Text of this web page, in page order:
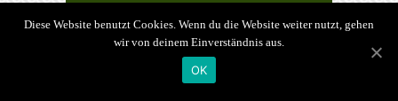
ISBN-Suche.net - Die unabhängige ISBN-
Suche! -Impressum und Datenschutz
Diese Website benutzt Cookies. Wenn du die Website weiter nutzt, gehen
wir von deinem Einverständnis aus.
OK